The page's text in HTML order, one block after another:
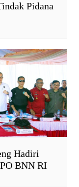
Pidana
Hadiri
BNN RI